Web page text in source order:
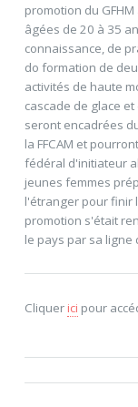
promotion du
âgées de 20 à 35
connaissance, de
do formation de
activités de haute
cascade de glace
seront encadrées
la FFCAM et
fédéral d'initiateur
jeunes femmes
l'étranger pour finir
promotion s'était
le pays par sa ligne
Cliquerici pour